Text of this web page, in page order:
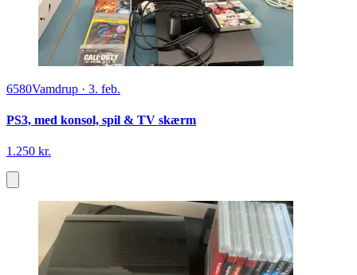
6580Vamdrup · 3. feb.
PS3, med konsol, spil & TV skærm
1.250 kr.